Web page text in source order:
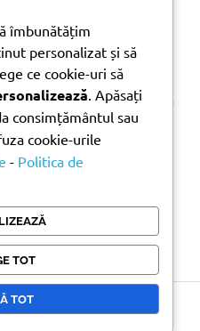
Diferențele care contează
avantajele fiecărei soluții
vopselei lavabile
lucrările de
| Branding by Pion Media
îmbunătățim
personalizat și să
ce cookie-uri să
. Apăsați
consimțământul sau
cookie-urile
- Politica de
TOT
TOT